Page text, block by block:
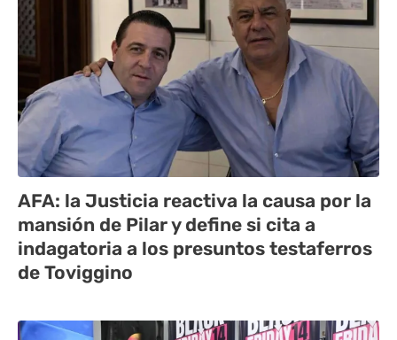
AFA: la Justicia reactiva la causa por la
mansión de Pilar y define si cita a
indagatoria a los presuntos testaferros
de Toviggino